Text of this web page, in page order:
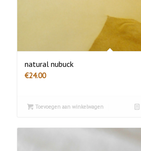
natural nubuck
€24.00
Toevoegen aan winkelwagen